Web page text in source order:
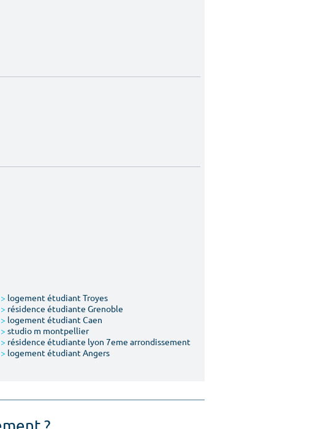
> logement étudiant Troyes
> résidence étudiante Grenoble
> logement étudiant Caen
> studio m montpellier
> résidence étudiante lyon 7eme arrondissement
> logement étudiant Angers